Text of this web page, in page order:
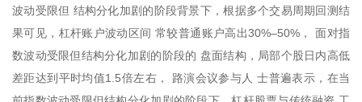
波动受限但 结构分化加剧的阶段背景下，根据多个交易周期回测结
果可见，杠杆账户波动区间 常较普通账户高出30%–50%， 面对指
数波动受限但结构分化加剧的阶段的 盘面结构，局部个股日内高低
差距达到平时均值1.5倍左右， 路演会议参与人 士普遍表示，在当